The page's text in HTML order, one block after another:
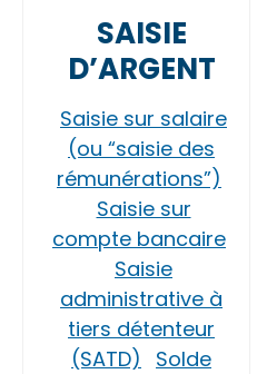
SAISIE
D’ARGENT
Saisie sur salaire
(ou “saisie des
rémunérations”)
Saisie sur
compte bancaire
Saisie
administrative à
tiers détenteur
(SATD)
Solde